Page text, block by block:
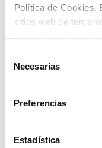
Política de Cookies.
sitios web de
Necesarias
Preferencias
Estadística